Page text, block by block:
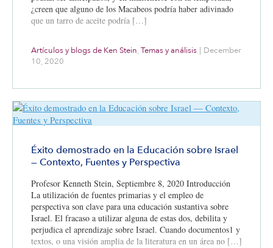
¿creen que alguno de los Macabeos podría haber adivinado
que un tarro de aceite podría […]
Artículos y blogs de Ken Stein, Temas y análisis | December
10, 2020
Éxito demostrado en la Educación sobre Israel
— Contexto, Fuentes y Perspectiva
Profesor Kenneth Stein, Septiembre 8, 2020 Introducción
La utilización de fuentes primarias y el empleo de
perspectiva son clave para una educación sustantiva sobre
Israel. El fracaso a utilizar alguna de estas dos, debilita y
perjudica el aprendizaje sobre Israel. Cuando documentos1 y
textos, o una visión amplia de la literatura en un área no […]